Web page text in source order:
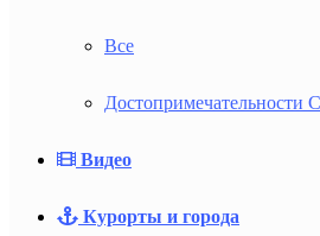
Все
Достопримечательности
Видео
Курорты и города